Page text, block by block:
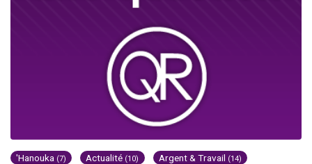
'Hanouka (7) Actualité (10) Argent & Travail (14)